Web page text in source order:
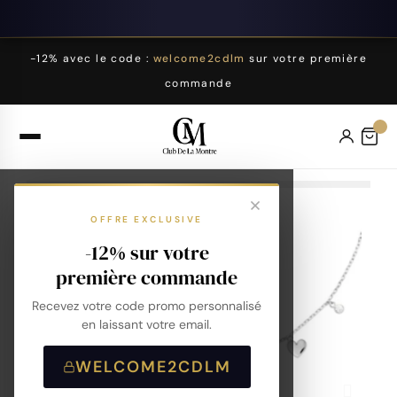
-12% avec le code : welcome2cdlm sur votre première
commande
OFFRE EXCLUSIVE
-12% sur votre
première commande
Recevez votre code promo personnalisé
en laissant votre email.
WELCOME2CDLM